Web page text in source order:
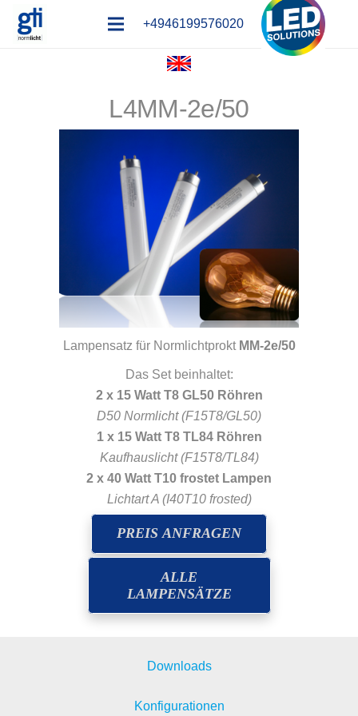
+4946199576020
L4MM-2e/50
Lampensatz für Normlichtprokt MM-2e/50
Das Set beinhaltet:
2 x 15 Watt T8 GL50 Röhren
D50 Normlicht (F15T8/GL50)
1 x 15 Watt T8 TL84 Röhren
Kaufhauslicht (F15T8/TL84)
2 x 40 Watt T10 frostet Lampen
Lichtart A (I40T10 frosted)
PREIS ANFRAGEN
ALLE
LAMPENSÄTZE
Downloads
Konfigurationen